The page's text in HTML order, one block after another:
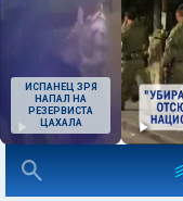
ИСПАНЕЦ ЗРЯ
НАПАЛ НА
РЕЗЕРВИСТА
ЦАХАЛА